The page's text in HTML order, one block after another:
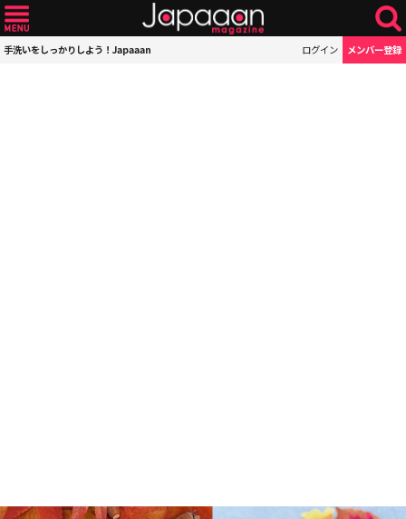
手洗いをしっかりしよう！Japaaan ログイン メンバー登録